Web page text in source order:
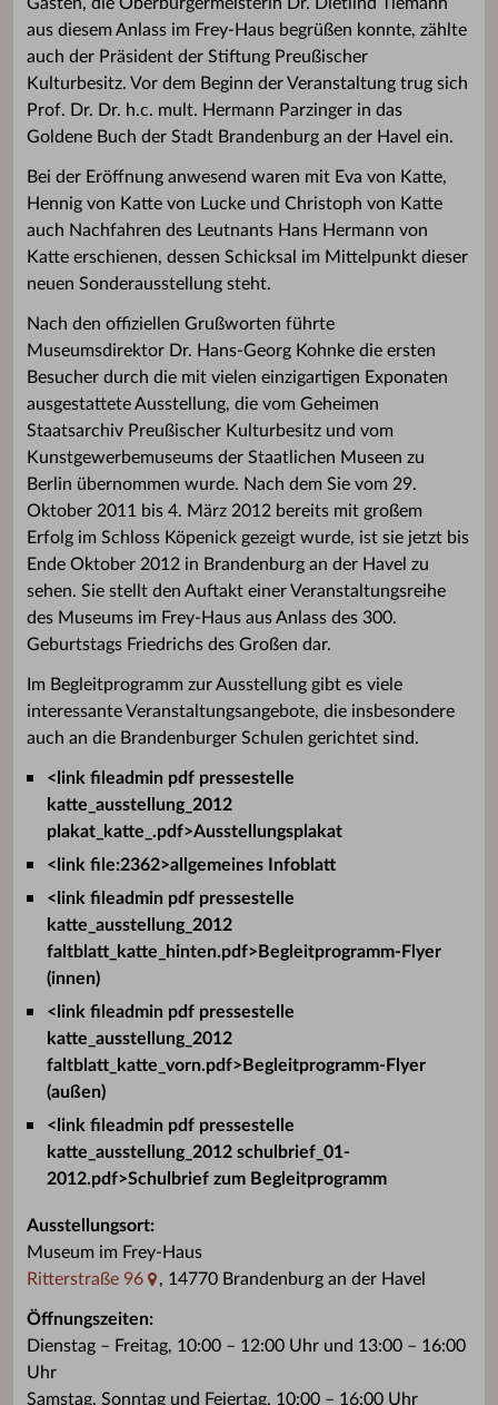
aus diesem Anlass im Frey-Haus begrüßen konnte, zählte
auch der Präsident der Stiftung Preußischer
Kulturbesitz. Vor dem Beginn der Veranstaltung trug sich
Prof. Dr. Dr. h.c. mult. Hermann Parzinger in das
Goldene Buch der Stadt Brandenburg an der Havel ein.
Bei der Eröffnung anwesend waren mit Eva von Katte,
Hennig von Katte von Lucke und Christoph von Katte
auch Nachfahren des Leutnants Hans Hermann von
Katte erschienen, dessen Schicksal im Mittelpunkt dieser
neuen Sonderausstellung steht.
Nach den offiziellen Grußworten führte
Museumsdirektor Dr. Hans-Georg Kohnke die ersten
Besucher durch die mit vielen einzigartigen Exponaten
ausgestattete Ausstellung, die vom Geheimen
Staatsarchiv Preußischer Kulturbesitz und vom
Kunstgewerbemuseums der Staatlichen Museen zu
Berlin übernommen wurde. Nach dem Sie vom 29.
Oktober 2011 bis 4. März 2012 bereits mit großem
Erfolg im Schloss Köpenick gezeigt wurde, ist sie jetzt bis
Ende Oktober 2012 in Brandenburg an der Havel zu
sehen. Sie stellt den Auftakt einer Veranstaltungsreihe
des Museums im Frey-Haus aus Anlass des 300.
Geburtstags Friedrichs des Großen dar.
Im Begleitprogramm zur Ausstellung gibt es viele
interessante Veranstaltungsangebote, die insbesondere
auch an die Brandenburger Schulen gerichtet sind.
<link fileadmin pdf pressestelle
katte_ausstellung_2012
plakat_katte_.pdf>Ausstellungsplakat
<link file:2362>allgemeines Infoblatt
<link fileadmin pdf pressestelle
katte_ausstellung_2012
faltblatt_katte_hinten.pdf>Begleitprogramm-Flyer
(innen)
<link fileadmin pdf pressestelle
katte_ausstellung_2012
faltblatt_katte_vorn.pdf>Begleitprogramm-Flyer
(außen)
<link fileadmin pdf pressestelle
katte_ausstellung_2012 schulbrief_01-
2012.pdf>Schulbrief zum Begleitprogramm
Ausstellungsort:
Museum im Frey-Haus
Ritterstraße 96
, 14770 Brandenburg an der Havel
Öffnungszeiten:
Dienstag – Freitag, 10:00 – 12:00 Uhr und 13:00 – 16:00
Uhr
Samstag, Sonntag und Feiertag, 10:00 – 16:00 Uhr